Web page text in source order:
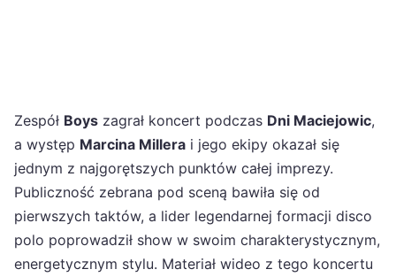
Zespół Boys zagrał koncert podczas Dni Maciejowic,
a występ Marcina Millera i jego ekipy okazał się
jednym z najgorętszych punktów całej imprezy.
Publiczność zebrana pod sceną bawiła się od
pierwszych taktów, a lider legendarnej formacji disco
polo poprowadził show w swoim charakterystycznym,
energetycznym stylu. Materiał wideo z tego koncertu